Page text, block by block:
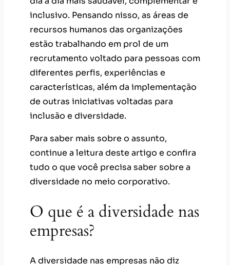
inclusivo. Pensando nisso, as áreas de
recursos humanos das organizações
estão trabalhando em prol de um
recrutamento voltado para pessoas com
diferentes perfis, experiências e
características, além da implementação
de outras iniciativas voltadas para
inclusão e diversidade.
Para saber mais sobre o assunto,
continue a leitura deste artigo e confira
tudo o que você precisa saber sobre a
diversidade no meio corporativo.
O que é a diversidade nas
empresas?
A diversidade nas empresas não diz